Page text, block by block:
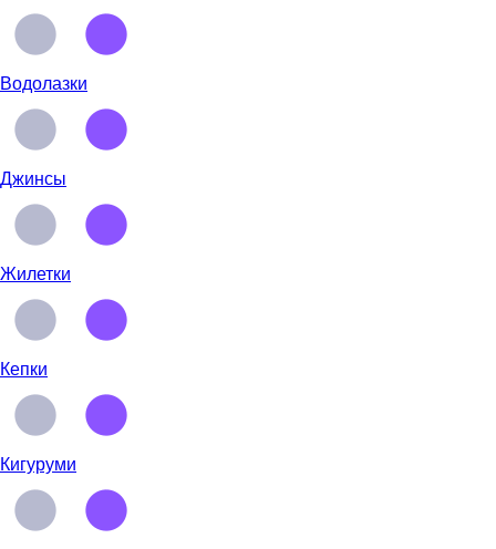
Водолазки
Джинсы
Жилетки
Кепки
Кигуруми